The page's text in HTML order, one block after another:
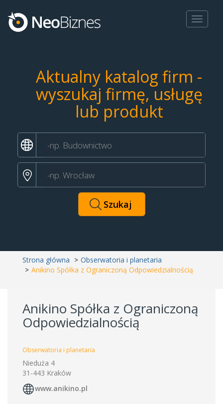
Toggle
Aktualny katalog firm -
wyszukaj firmę, usługę
lub produkt
Strona główna
Obserwatoria i planetaria
Anikino Spółka z Ograniczoną Odpowiedzialnością
Anikino Spółka z Ograniczoną
Odpowiedzialnością
Obserwatoria i planetaria
Nieduża 4
31-443 Kraków
www.anikino.pl